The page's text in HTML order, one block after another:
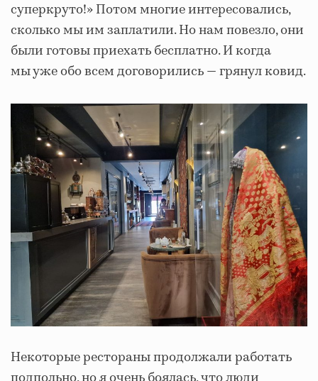
суперкруто!» Потом многие интересовались,
сколько мы им заплатили. Но нам повезло, они
были готовы приехать бесплатно. И когда
мы уже обо всем договорились — грянул ковид.
Некоторые рестораны продолжали работать